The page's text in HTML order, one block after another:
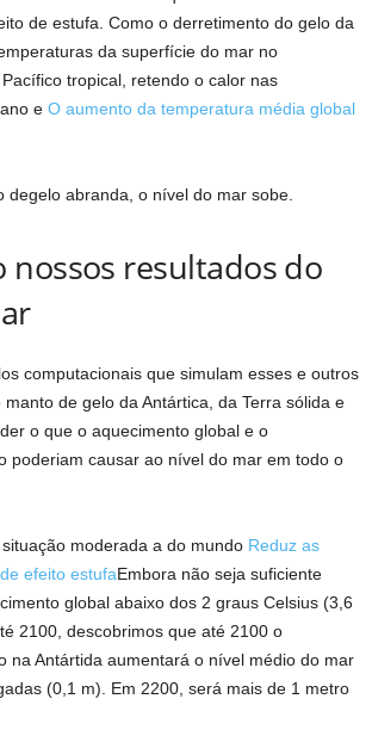
de estufa. Como o derretimento do gelo da
da superfície do mar no
tropical, retendo o calor nas
e O aumento da temperatura média global
degelo abranda, o nível do mar sobe.
nossos resultados do
computacionais que simulam esses e outros
de gelo da Antártica, da Terra sólida e
o que o aquecimento global e o
poderiam causar ao nível do mar em todo o
moderada a do mundo Reduz as
efeito estufaEmbora não seja suficiente
global abaixo dos 2 graus Celsius (3,6
2100, descobrimos que até 2100 o
na Antártida aumentará o nível médio do mar
(0,1 m). Em 2200, será mais de 1 metro